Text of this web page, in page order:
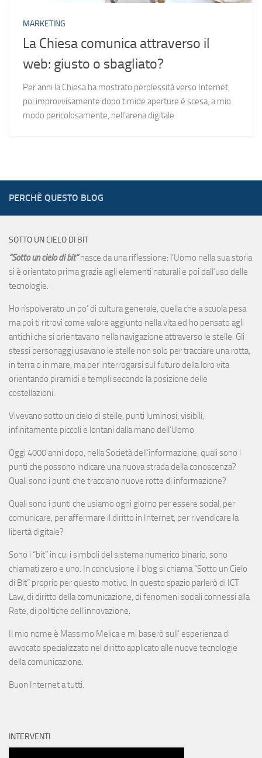
MARKETING
La Chiesa comunica attraverso il
web: giusto o sbagliato?
Per anni la Chiesa ha mostrato perplessità verso Internet,
poi improvvisamente dopo timide aperture è scesa, a mio
modo pericolosamente, nell’arena digitale
PERCHÈ QUESTO BLOG
SOTTO UN CIELO DI BIT
“Sotto un cielo di bit”nasce da una riflessione: l’Uomo nella sua storia
si è orientato prima grazie agli elementi naturali e poi dall’uso delle
tecnologie.
Ho rispolverato un po’ di cultura generale, quella che a scuola pesa
ma poi ti ritrovi come valore aggiunto nella vita ed ho pensato agli
antichi che si orientavano nella navigazione attraverso le stelle. Gli
stessi personaggi usavano le stelle non solo per tracciare una rotta,
in terra o in mare, ma per interrogarsi sul futuro della loro vita
orientando piramidi e templi secondo la posizione delle
costellazioni.
Vivevano sotto un cielo di stelle, punti luminosi, visibili,
infinitamente piccoli e lontani dalla mano dell’Uomo.
Oggi 4000 anni dopo, nella Società dell’informazione, quali sono i
punti che possono indicare una nuova strada della conoscenza?
Quali sono i punti che tracciano nuove rotte di informazione?
Quali sono i punti che usiamo ogni giorno per essere social, per
comunicare, per affermare il diritto in Internet, per rivendicare la
libertà digitale?
Sono i “bit” in cui i simboli del sistema numerico binario, sono
chiamati zero e uno. In conclusione il blog si chiama “Sotto un Cielo
di Bit” proprio per questo motivo. In questo spazio parlerò di ICT
Law, di diritto della comunicazione, di fenomeni sociali connessi alla
Rete, di politiche dell’innovazione.
Il mio nome è Massimo Melica e mi baserò sull’ esperienza di
avvocato specializzato nel diritto applicato alle nuove tecnologie
della comunicazione.
Buon Internet a tutti.
INTERVENTI